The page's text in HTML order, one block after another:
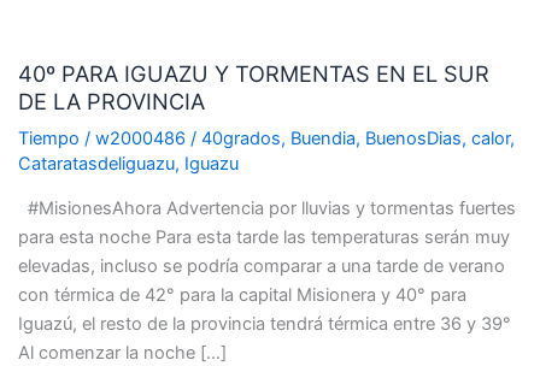
40º PARA IGUAZU Y TORMENTAS EN EL SUR
DE LA PROVINCIA
Tiempo / w2000486 / 40grados, Buendia, BuenosDias, calor,
Cataratasdeliguazu, Iguazu
#MisionesAhora Advertencia por lluvias y tormentas fuertes
para esta noche Para esta tarde las temperaturas serán muy
elevadas, incluso se podría comparar a una tarde de verano
con térmica de 42° para la capital Misionera y 40° para
Iguazú, el resto de la provincia tendrá térmica entre 36 y 39°
Al comenzar la noche […]
IGUAZU
Y
TORMENTAS
EN
SUR
DE
LA
PROVINCIA